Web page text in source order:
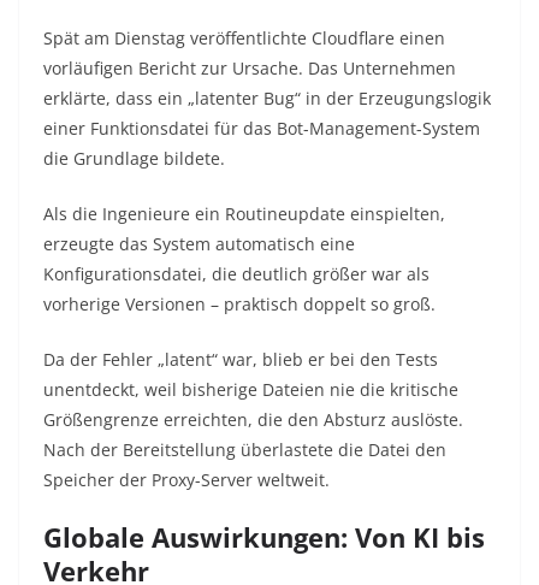
Spät am Dienstag veröffentlichte Cloudflare einen
vorläufigen Bericht zur Ursache. Das Unternehmen
erklärte, dass ein „latenter Bug“ in der Erzeugungslogik
einer Funktionsdatei für das Bot-Management-System
die Grundlage bildete.
Als die Ingenieure ein Routineupdate einspielten,
erzeugte das System automatisch eine
Konfigurationsdatei, die deutlich größer war als
vorherige Versionen – praktisch doppelt so groß.
Da der Fehler „latent“ war, blieb er bei den Tests
unentdeckt, weil bisherige Dateien nie die kritische
Größen­grenze erreichten, die den Absturz auslöste.
Nach der Bereitstellung überlastete die Datei den
Speicher der Proxy-Server weltweit.
Globale Auswirkungen: Von KI bis
Verkehr